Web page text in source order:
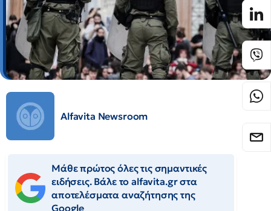
Alfavita Newsroom
Μάθε πρώτος όλες τις σημαντικές
ειδήσεις. Βάλε το alfavita.gr στα
αποτελέσματα αναζήτησης της
Google